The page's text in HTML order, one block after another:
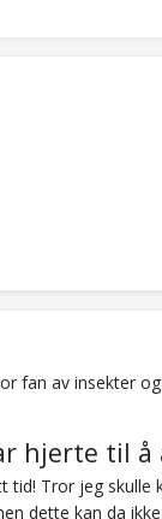
fan av insekter
hjerte til å
tid! Tror jeg skulle
dette kan da